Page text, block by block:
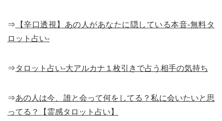
⇒ 【辛口透視】あの人があなたに隠している本音-無料タ
ロット占い-
⇒タロット占い-大アルカナ１枚引きで占う相手の気持ち
⇒あの人は今、誰と会って何をしてる？私に会いたいと思
ってる？【霊感タロット占い】